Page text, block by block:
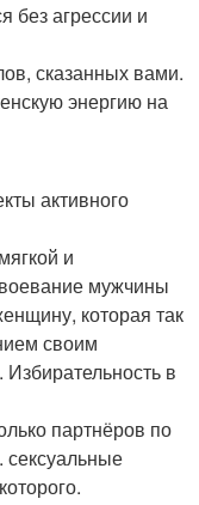
без агрессии и
сказанных вами.
энергию на
активного
и
мужчины
которая так
своим
в
партнёров по
сексуальные